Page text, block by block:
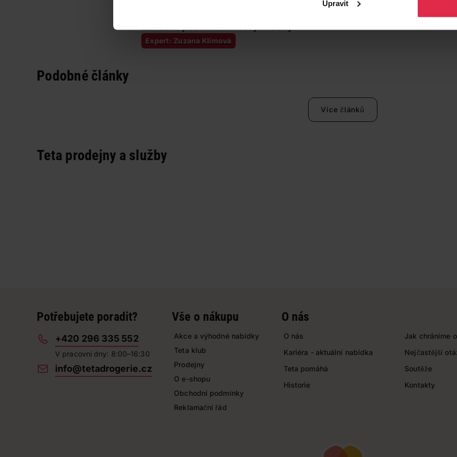
Upravit
Zařazeno pod těmito klíčovými slovy
Expert: Zuzana Klímová
Podobné články
Více článků
Teta prodejny a služby
Potřebujete poradit?
+420 296 335 552
V pracovní dny: 8:00–16:30
info@tetadrogerie.cz
Vše o nákupu
Akce a výhodné nabídky
Teta klub
Prodejny
O e-shopu
Obchodní podmínky
Reklamační řád
O nás
O nás
Kariéra - aktuální nabídka
Teta pomáhá
Historie
Jak chráníme
Nejčastější
Soutěže
Kontakty